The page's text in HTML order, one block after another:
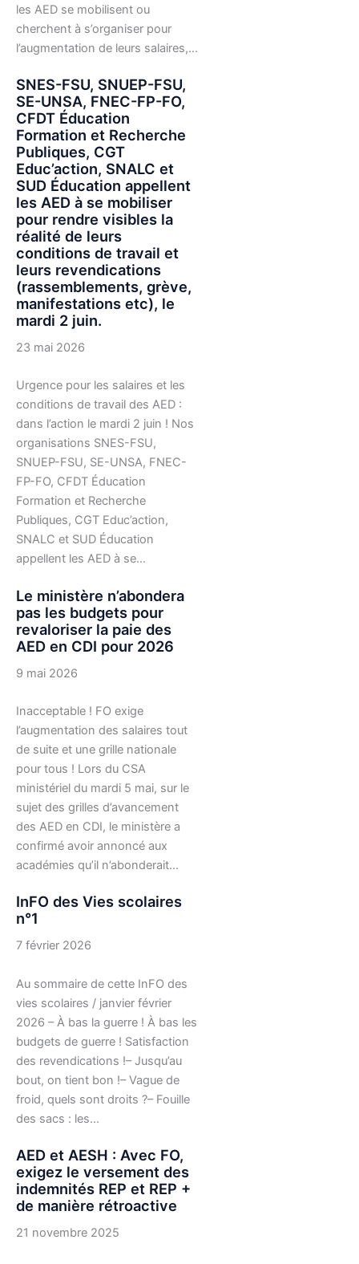
les AED se mobilisent ou
cherchent à s’organiser pour
l’augmentation de leurs salaires,…
SNES-FSU, SNUEP-FSU,
SE-UNSA, FNEC-FP-FO,
CFDT Éducation
Formation et Recherche
Publiques, CGT
Educ’action, SNALC et
SUD Éducation appellent
les AED à se mobiliser
pour rendre visibles la
réalité de leurs
conditions de travail et
leurs revendications
(rassemblements, grève,
manifestations etc), le
mardi 2 juin.
23 mai 2026
Urgence pour les salaires et les
conditions de travail des AED :
dans l’action le mardi 2 juin ! Nos
organisations SNES-FSU,
SNUEP-FSU, SE-UNSA, FNEC-
FP-FO, CFDT Éducation
Formation et Recherche
Publiques, CGT Educ’action,
SNALC et SUD Éducation
appellent les AED à se…
Le ministère n’abondera
pas les budgets pour
revaloriser la paie des
AED en CDI pour 2026
9 mai 2026
Inacceptable ! FO exige
l’augmentation des salaires tout
de suite et une grille nationale
pour tous ! Lors du CSA
ministériel du mardi 5 mai, sur le
sujet des grilles d’avancement
des AED en CDI, le ministère a
confirmé avoir annoncé aux
académies qu’il n’abonderait…
InFO des Vies scolaires
n°1
7 février 2026
Au sommaire de cette InFO des
vies scolaires / janvier février
2026 – À bas la guerre ! À bas les
budgets de guerre ! Satisfaction
des revendications !– Jusqu’au
bout, on tient bon !– Vague de
froid, quels sont droits ?– Fouille
des sacs : les…
AED et AESH : Avec FO,
exigez le versement des
indemnités REP et REP +
de manière rétroactive
21 novembre 2025